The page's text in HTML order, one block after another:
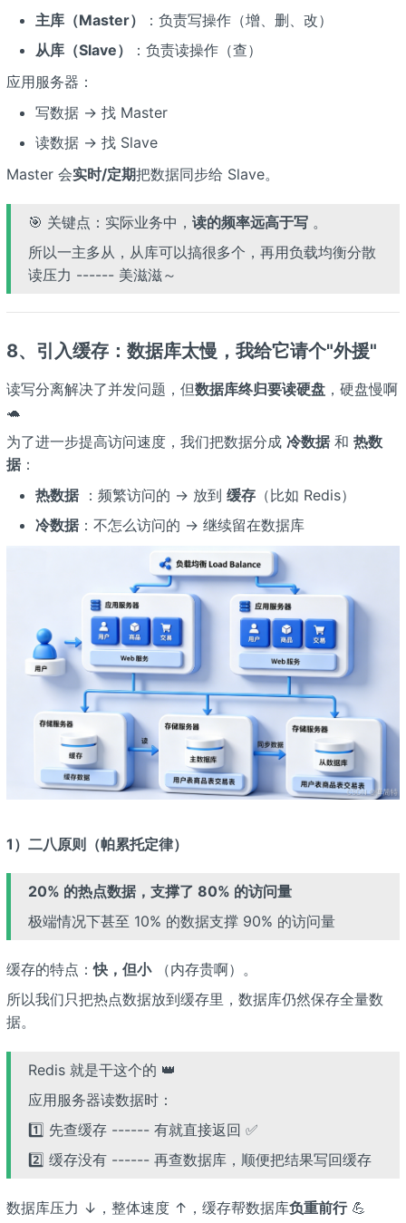
主库（Master）
：负责写操作（增、删、改）
从库（Slave）
：负责读操作（查）
应用服务器：
写数据 → 找 Master
读数据 → 找 Slave
Master 会实时/定期把数据同步给 Slave。
🎯 关键点：实际业务中， 读的频率远高于写。
所以一主多从，从库可以搞很多个，再用负载均衡分散
读压力 ------ 美滋滋～
8、引入缓存：数据库太慢，我给它请个"外援"
读写分离解决了并发问题，但数据库终归要读硬盘，硬盘慢啊
🐢
为了进一步提高访问速度，我们把数据分成 冷数据和 热数
据：
热数据：频繁访问的 → 放到 缓存（比如 Redis）
冷数据：不怎么访问的 → 继续留在数据库
1）二八原则（帕累托定律）
20% 的热点数据，支撑了 80% 的访问量
极端情况下甚至 10% 的数据支撑 90% 的访问量
缓存的特点：快，但小（内存贵啊）。
所以我们只把热点数据放到缓存里，数据库仍然保存全量数
据。
Redis 就是干这个的 👑
应用服务器读数据时：
1️⃣ 先查缓存 ------ 有就直接返回 ✅
2️⃣ 缓存没有 ------ 再查数据库，顺便把结果写回缓存
数据库压力 ↓，整体速度 ↑，缓存帮数据库负重前行💪